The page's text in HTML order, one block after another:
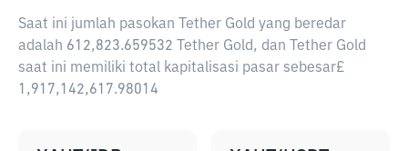
Saat ini jumlah pasokan Tether Gold yang beredar
adalah 612,823.659532 Tether Gold, dan Tether Gold
saat ini memiliki total kapitalisasi pasar sebesar£
1,917,142,617.98014